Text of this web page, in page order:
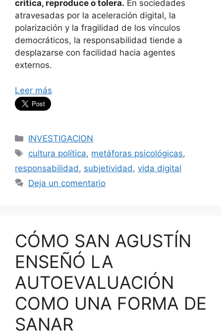
critica, reproduce o tolera. En sociedades
atravesadas por la aceleración digital, la
polarización y la fragilidad de los vínculos
democráticos, la responsabilidad tiende a
desplazarse con facilidad hacia agentes
externos.
Leer más
Categorías
INVESTIGACION
Etiquetas
cultura política, metáforas psicológicas,
responsabilidad , subjetividad , vida digital
Deja un comentario
CÓMO SAN AGUSTÍN
ENSEÑÓ LA
AUTOEVALUACIÓN
COMO UNA FORMA DE
SANAR